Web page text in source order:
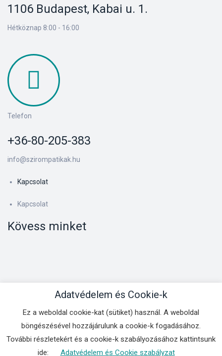
1106 Budapest, Kabai u. 1.
Hétköznap 8:00 - 16:00
Telefon
+36-80-205-383
info@szirompatikak.hu
Kapcsolat
Kapcsolat
Kövess minket
Kapcsolat
Copyright © 2025BSS Kft. . All Rights Reserved.
Adatvédelem és Cookie-k
Ez a weboldal cookie-kat (sütiket) használ. A weboldal
böngészésével hozzájárulunk a cookie-k fogadásához.
További részletekért és a cookie-k szabályozásához kattintsunk
ide:
Adatvédelem és Cookie szabályzat